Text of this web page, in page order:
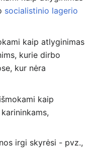
socialistinio lagerio
kaip atlyginimas
kurie dirbo
kur nėra
kaip
karininkams,
irgi skyrėsi - pvz.,